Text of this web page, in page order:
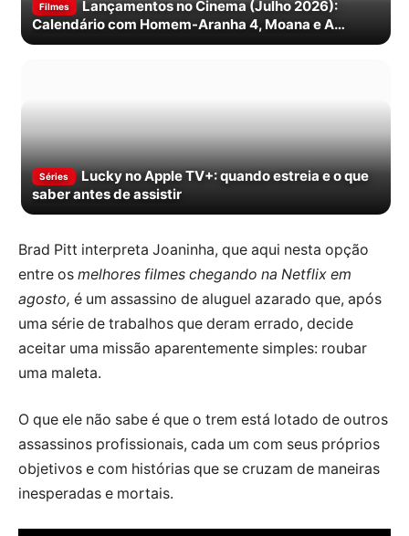
Filmes
Lançamentos no Cinema (Julho 2026):
Calendário com Homem-Aranha 4, Moana e A
Odisseia
Séries
Lucky no Apple TV+: quando estreia e o que
saber antes de assistir
Brad Pitt interpreta Joaninha, que aqui nesta opção
entre os melhores filmes chegando na Netflix em
agosto, é um assassino de aluguel azarado que, após
uma série de trabalhos que deram errado, decide
aceitar uma missão aparentemente simples: roubar
uma maleta.
O que ele não sabe é que o trem está lotado de outros
assassinos profissionais, cada um com seus próprios
objetivos e com histórias que se cruzam de maneiras
inesperadas e mortais.